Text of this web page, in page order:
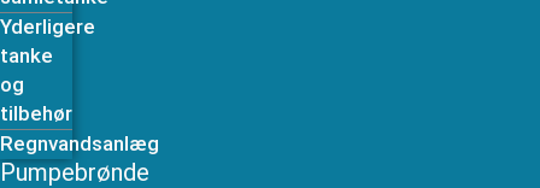
Yderligere
tanke
og
tilbehør
Regnvandsanlæg
Pumpebrønde